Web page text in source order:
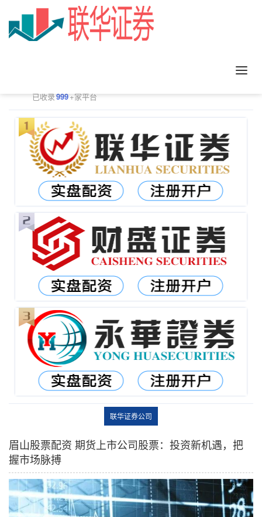
已收录999+家平台
联华证券公司
眉山股票配资 期货上市公司股票：投资新机遇，把
握市场脉搏